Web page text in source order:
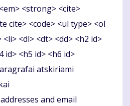
<strong> <cite>
cite> <code> <ul type> <ol
<dl> <dt> <dd> <h2 id>
id> <h5 id> <h6 id>
atskiriami
and email